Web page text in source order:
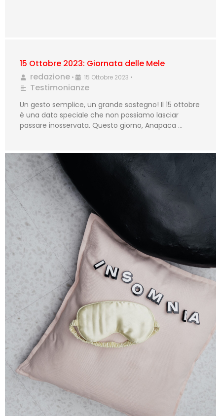
15 Ottobre 2023: Giornata delle Mele
redazione • 15 Ottobre 2023 •
Testimonianze
Un gesto semplice, un grande sostegno! Il 15 ottobre
è una data speciale che non possiamo lasciar
passare inosservata. Questo giorno, Anapaca …